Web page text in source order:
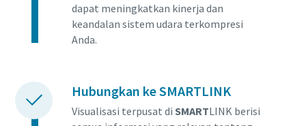
dapat meningkatkan kinerja dan
keandalan sistem udara terkompresi
Anda.
Hubungkan ke SMARTLINK
Visualisasi terpusat di SMARTLINK berisi